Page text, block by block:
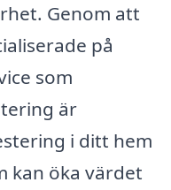
Genom att
på
som
är
i ditt hem
kan öka värdet